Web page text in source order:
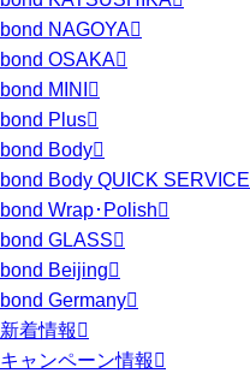
bond NAGOYA
bond OSAKA
bond MINI
bond Plus
bond Body
bond Body QUICK SERVICE
bond Wrap･Polish
bond GLASS
bond Beijing
bond Germany
新着情報
キャンペーン情報